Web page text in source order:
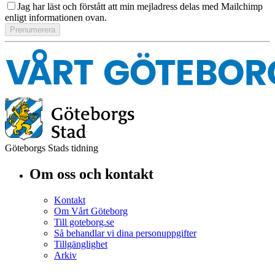
Jag har läst och förstått att min mejladress delas med Mailchimp
enligt informationen ovan.
Göteborgs Stads tidning
Om oss och kontakt
Kontakt
Om Vårt Göteborg
Till goteborg.se
Så behandlar vi dina personuppgifter
Tillgänglighet
Arkiv